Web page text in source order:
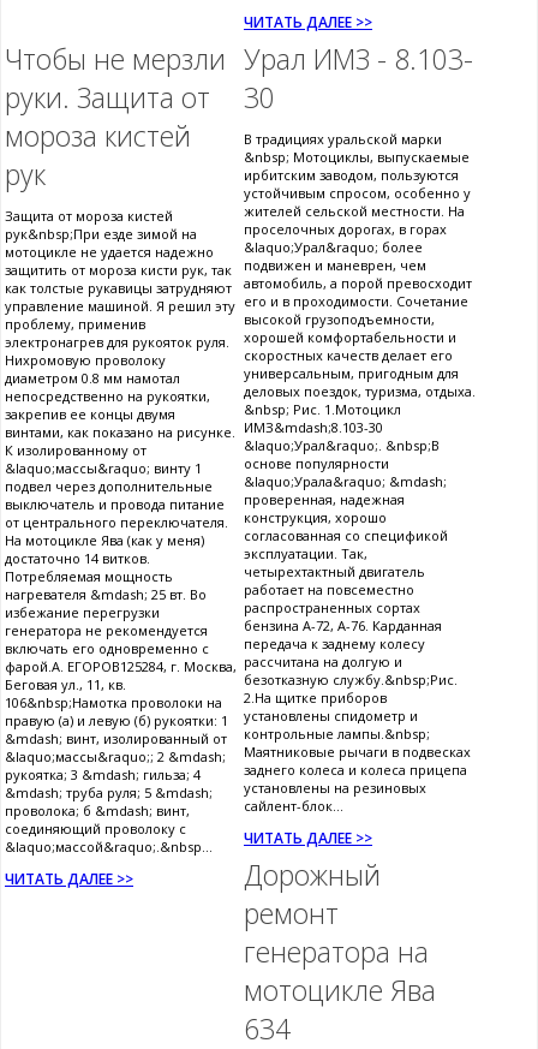
ЧИТАТЬ ДАЛЕЕ >>
Чтобы не мерзли
руки. Защита от
мороза кистей
рук
Защита от мороза кистей
рук&nbsp;При езде зимой на
мотоцикле не удается надежно
защитить от мороза кисти рук, так
как толстые рукавицы затрудняют
управление машиной. Я решил эту
проблему, применив
электронагрев для рукояток руля.
Нихромовую проволоку
диаметром 0.8 мм намотал
непосредственно на рукоятки,
закрепив ее концы двумя
винтами, как показано на рисунке.
К изолированному от
&laquo;массы&raquo; винту 1
подвел через дополнительные
выключатель и провода питание
от центрального переключателя.
На мотоцикле Ява (как у меня)
достаточно 14 витков.
Потребляемая мощность
нагревателя &mdash; 25 вт. Во
избежание перегрузки
генератора не рекомендуется
включать его одновременно с
фарой.А. ЕГОРОВ125284, г. Москва,
Беговая ул., 11, кв.
106&nbsp;Намотка проволоки на
правую (а) и левую (б) рукоятки: 1
&mdash; винт, изолированный от
&laquo;массы&raquo;; 2 &mdash;
рукоятка; 3 &mdash; гильза; 4
&mdash; труба руля; 5 &mdash;
проволока; б &mdash; винт,
соединяющий проволоку с
&laquo;массой&raquo;.&nbsp...
ЧИТАТЬ ДАЛЕЕ >>
Урал ИМЗ - 8.103-
30
В традициях уральской марки
&nbsp; Мотоциклы, выпускаемые
ирбитским заводом, пользуются
устойчивым спросом, особенно у
жителей сельской местности. На
проселочных дорогах, в горах
&laquo;Урал&raquo; более
подвижен и маневрен, чем
автомобиль, а порой превосходит
его и в проходимости. Сочетание
высокой грузоподъемности,
хорошей комфортабельности и
скоростных качеств делает его
универсальным, пригодным для
деловых поездок, туризма, отдыха.
&nbsp; Рис. 1.Мотоцикл
ИМЗ&mdash;8.103-30
&laquo;Урал&raquo;. &nbsp;В
основе популярности
&laquo;Урала&raquo; &mdash;
проверенная, надежная
конструкция, хорошо
согласованная со спецификой
эксплуатации. Так,
четырехтактный двигатель
работает на повсеместно
распространенных сортах
бензина А-72, А-76. Карданная
передача к заднему колесу
рассчитана на долгую и
безотказную службу.&nbsp;Рис.
2.На щитке приборов
установлены спидометр и
контрольные лампы.&nbsp;
Маятниковые рычаги в подвесках
заднего колеса и колеса прицепа
установлены на резиновых
сайлент-блок...
ЧИТАТЬ ДАЛЕЕ >>
Дорожный
ремонт
генератора на
мотоцикле Ява
634